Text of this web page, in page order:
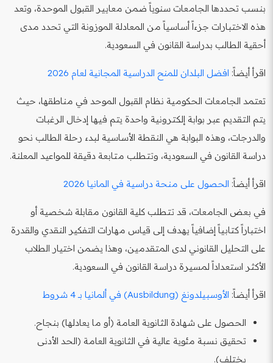
بنسب تحددها الجامعات سنوياً ضمن معايير القبول الموحدة، وتعد
هذه الاختبارات جزءاً أساسياً من المعادلة الموزونة التي تحدد مدى
أحقية الطالب بدراسة القانون في السعودية.
اقرأ أيضاً: افضل البلدان للمنح الدراسية المجانية لعام 2026
تعتمد الجامعات الحكومية نظام القبول الموحد في مناطقها، حيث
يتم التقديم عبر بوابة إلكترونية واحدة يتم فيها إدخال الرغبات
والدرجات، وهذه البوابة هي النقطة الأساسية لبدء رحلة الطالب نحو
دراسة القانون في السعودية، وتتطلب متابعة دقيقة للمواعيد المعلنة.
اقرأ أيضاً: الحصول على منحة دراسية في المانيا 2026
في بعض الجامعات، قد تتطلب كلية القانون مقابلة شخصية أو
اختباراً كتابياً إضافياً يهدف إلى قياس مهارات التفكير النقدي والقدرة
على التحليل القانوني لدى المتقدمين، وهذا يضمن اختيار الطلاب
الأكثر استعداداً لمسيرة دراسة القانون في السعودية.
اقرأ أيضاً: الأوسبيلدونغ (Ausbildung) في ألمانيا بـ 4 شروط
الحصول على شهادة الثانوية العامة (أو ما يعادلها) بنجاح.
تحقيق نسبة مئوية عالية في الثانوية العامة (الحد الأدنى
يختلف).